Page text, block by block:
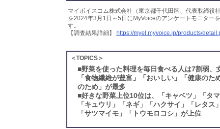
マイボイスコム株式会社（東京都千代田区、代表取締
を2024年3月1日～5日にMyVoiceのアンケートモニター
す。
【調査結果詳細】
https://myel.myvoice.jp/products/
＜TOPICS＞
■野菜を使った料理を毎日食べる人は7割弱
「食物繊維が豊富」「おいしい」「健康の
のため」が最多
■好きな野菜上位10位は、「キャベツ」「タ
「キュウリ」「ネギ」「ハクサイ」「レタ
「サツマイモ」「トウモロコシ」が上位